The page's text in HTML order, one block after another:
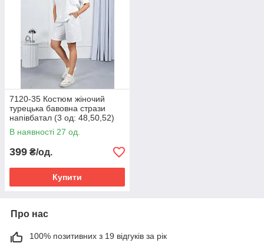
7120-35 Костюм жіночий
турецька бавовна стрази
напівбатал (3 од: 48,50,52)
В наявності 27 од.
399 ₴/од.
Купити
Про нас
100% позитивних з 19 відгуків за рік